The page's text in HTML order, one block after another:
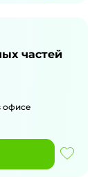
частей
офисе